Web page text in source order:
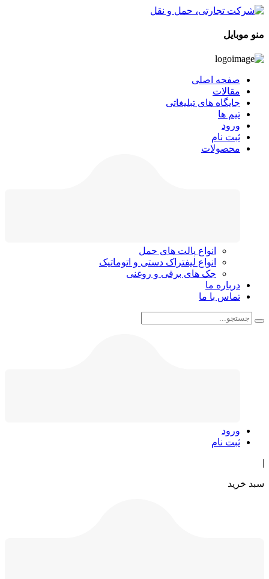
منو موبایل
صفحه اصلی
مقالات
جایگاه های تبلیغاتی
تیم ها
ورود
ثبت نام
محصولات
انواع پالت های حمل
انواع لیفتراک دستی و اتوماتیک
جک های برقی و روغنی
درباره ما
تماس با ما
ورود
ثبت نام
سبد خرید